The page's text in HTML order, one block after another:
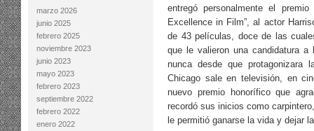
marzo 2026
junio 2025
febrero 2025
noviembre 2023
junio 2023
mayo 2023
febrero 2023
septiembre 2022
febrero 2022
enero 2022
entregó personalmente el
Excellence in Film”, al actor
de 43 películas, doce de las
que le valieron una candidatura
nunca desde que protagonizara
Chicago sale en televisión, en
nuevo premio honorífico que
recordó sus inicios como
le permitió ganarse la vida y dejar